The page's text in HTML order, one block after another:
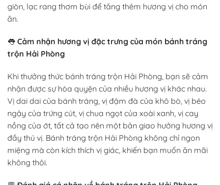
giòn, lạc rang thơm bùi để tăng thêm hương vị cho món
ăn.
👅 Cảm nhận hương vị đặc trưng của món bánh tráng
trộn Hải Phòng
Khi thưởng thức bánh tráng trộn Hải Phòng, bạn sẽ cảm
nhận được sự hòa quyện của nhiều hương vị khác nhau.
Vị dai dai của bánh tráng, vị đậm đà của khô bò, vị béo
ngậy của trứng cút, vị chua ngọt của xoài xanh, vị cay
nồng của ớt, tất cả tạo nên một bản giao hưởng hương vị
đầy thú vị. Bánh tráng trộn Hải Phòng không chỉ ngon
miệng mà còn kích thích vị giác, khiến bạn muốn ăn mãi
không thôi.